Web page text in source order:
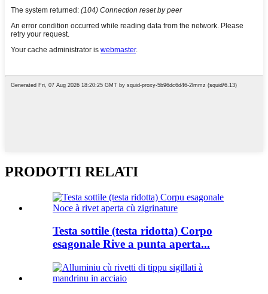
PRODOTTI RELATI
Testa sottile (testa ridotta) Corpo
esagonale Rive a punta aperta...